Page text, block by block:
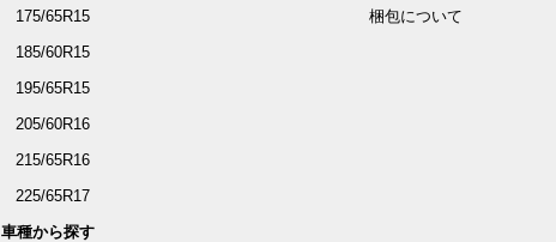
175/65R15
185/60R15
195/65R15
205/60R16
215/65R16
225/65R17
車種から探す
梱包について